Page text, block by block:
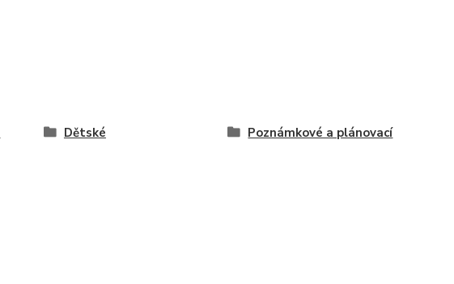
Dětské
Poznámkové a plánovací